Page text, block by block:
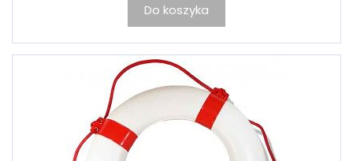
Do koszyka